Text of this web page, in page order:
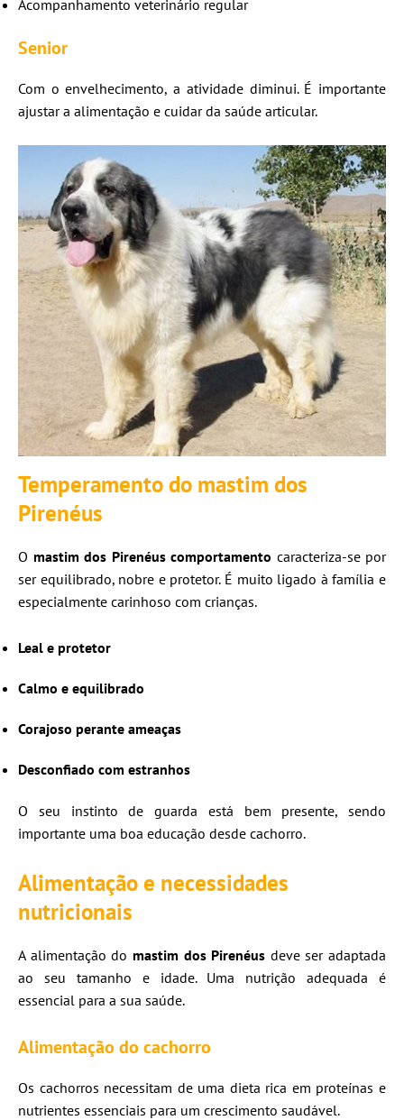
Acompanhamento veterinário regular
Senior
Com o envelhecimento, a atividade diminui. É importante
ajustar a alimentação e cuidar da saúde articular.
Temperamento do mastim dos
Pirenéus
O mastim dos Pirenéus comportamento caracteriza-se por
ser equilibrado, nobre e protetor. É muito ligado à família e
especialmente carinhoso com crianças.
Leal e protetor
Calmo e equilibrado
Corajoso perante ameaças
Desconfiado com estranhos
O seu instinto de guarda está bem presente, sendo
importante uma boa educação desde cachorro.
Alimentação e necessidades
nutricionais
A alimentação do mastim dos Pirenéus deve ser adaptada
ao seu tamanho e idade. Uma nutrição adequada é
essencial para a sua saúde.
Alimentação do cachorro
Os cachorros necessitam de uma dieta rica em proteínas e
nutrientes essenciais para um crescimento saudável.